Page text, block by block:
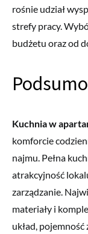
rośnie udział
strefy pracy.
budżetu oraz od
Kuchnia w
komforcie
najmu. Pełna
atrakcyjność
zarządzanie.
materiały i
układ,